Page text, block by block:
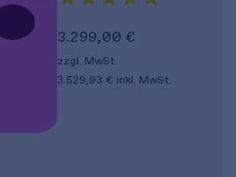
3.299,00 €
zzgl. MwSt.
3.529,93 € inkl. MwSt.